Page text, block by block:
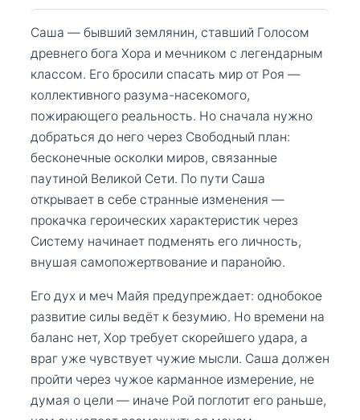
Саша — бывший землянин, ставший Голосом
древнего бога Хора и мечником с легендарным
классом. Его бросили спасать мир от Роя —
коллективного разума-насекомого,
пожирающего реальность. Но сначала нужно
добраться до него через Свободный план:
бесконечные осколки миров, связанные
паутиной Великой Сети. По пути Саша
открывает в себе странные изменения —
прокачка героических характеристик через
Систему начинает подменять его личность,
внушая самопожертвование и паранойю.
Его дух и меч Майя предупреждает: однобокое
развитие силы ведёт к безумию. Но времени на
баланс нет, Хор требует скорейшего удара, а
враг уже чувствует чужие мысли. Саша должен
пройти через чужое карманное измерение, не
думая о цели — иначе Рой поглотит его раньше,